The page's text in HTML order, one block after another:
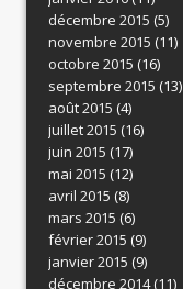
décembre 2015 (5)
novembre 2015 (11)
octobre 2015 (16)
septembre 2015 (13)
août 2015 (4)
juillet 2015 (16)
juin 2015 (17)
mai 2015 (12)
avril 2015 (8)
mars 2015 (6)
février 2015 (9)
janvier 2015 (9)
décembre 2014(11)